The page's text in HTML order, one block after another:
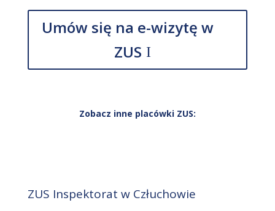
Umów się na e-wizytę w
ZUS
Zobacz inne placówki ZUS:
ZUS Inspektorat w Człuchowie